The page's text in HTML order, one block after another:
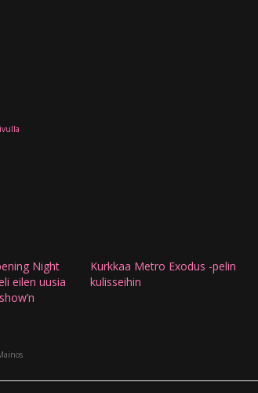
Night
eilen uusia
Kurkkaa Metro Exodus -pelin
kulisseihin